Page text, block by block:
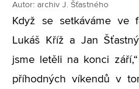
Autor: archiv J. Šťastného
Když se setkáváme ve
Lukáš Kříž a Jan
jsme letěli na konci
příhodných víkendů v